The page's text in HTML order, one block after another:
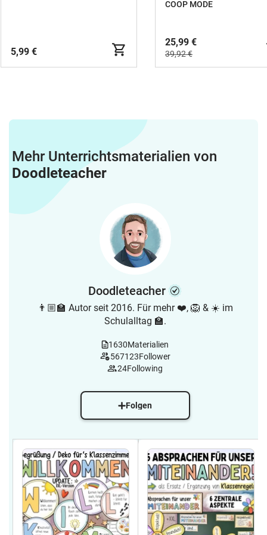
gut möglich.Ist das Material auch für
spielerisches Lernen geeignet?Ja, ein
großer Teil des Pakets basiert auf
5,99 €
COOP MODE
25,99 €
39,92 €
Mehr Unterrichtsmaterialien von
Doodleteacher
Doodleteacher
👨🏼‍🏫 Autor seit 2016. Für mehr ❤️, 🦁 & ☀️ im
Schulalltag 🏫.
1630Materialien
567123Follower
24Following
Folgen